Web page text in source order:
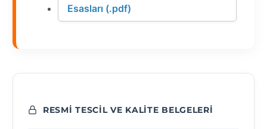
Esasları (.pdf)
RESMI TESCIL VE KALITE BELGELERI